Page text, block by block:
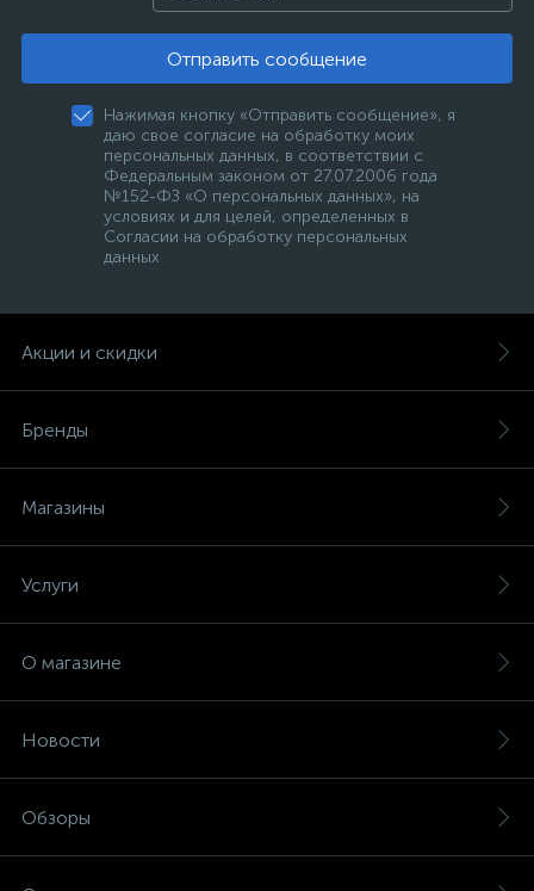
Отправить сообщение
Нажимая кнопку «Отправить сообщение», я
даю свое согласие на обработку моих
персональных данных, в соответствии с
Федеральным законом от 27.07.2006 года
№152-ФЗ «О персональных данных», на
условиях и для целей, определенных в
Согласии на обработку персональных
данных
Акции и скидки
Бренды
Магазины
Услуги
О магазине
Новости
Обзоры